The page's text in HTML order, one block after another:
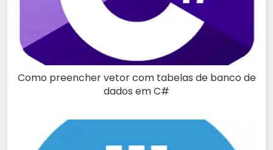
Como preencher vetor com tabelas de banco de
dados em C#